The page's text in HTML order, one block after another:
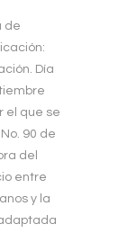
de
Día
el que se
90 de
del
entre
y la